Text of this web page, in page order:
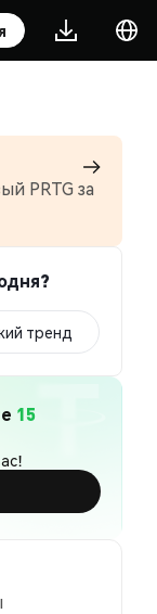
PRTG за
тренд
15